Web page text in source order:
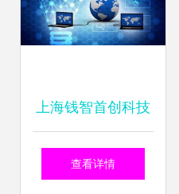
上海钱智首创科技
委员会 瞄准前沿科
查看详情